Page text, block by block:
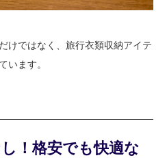
けではなく、旅行衣類収納アイテ
います。
！格安でも快適な